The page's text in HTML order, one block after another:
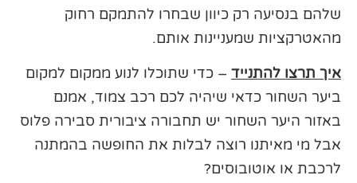
שלהם בנסיעה רק כיוון שבחרו להתמקם רחוק
מהאטרקציות שמעניינות אותם.
איך תרצו להתנייד – כדי שתוכלו לנוע ממקום למקום
ביער השחור כדאי שיהיה לכם רכב צמוד, אמנם
באזור היער השחור יש תחבורה ציבורית סבירה פלוס
אבל מי מאיתנו רוצה לבלות את החופשה בהמתנה
לרכבת או אוטובוסים?